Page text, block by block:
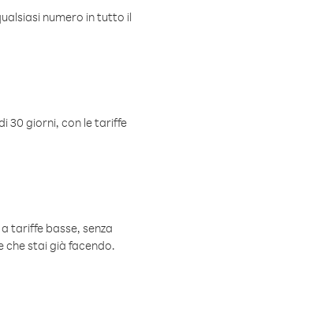
numero in tutto il
30 giorni, con le tariffe
tariffe basse, senza
che stai già facendo.